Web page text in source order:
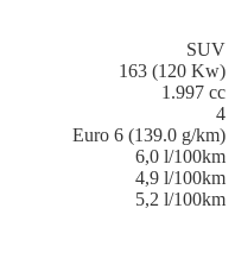
SUV
163 (120 Kw)
1.997 cc
4
Euro 6 (139.0 g/km)
6,0 l/100km
4,9 l/100km
5,2 l/100km